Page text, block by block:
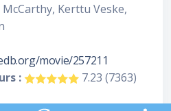
Kerttu Veske,
movie/257211
:
7.23 (7363)